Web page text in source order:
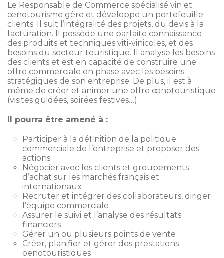
Le Responsable de Commerce spécialisé vin et
œnotourisme gère et développe un portefeuille
clients. Il suit l’intégralité des projets, du devis à la
facturation. Il possède une parfaite connaissance
des produits et techniques viti-vinicoles, et des
besoins du secteur touristique. Il analyse les besoins
des clients et est en capacité de construire une
offre commerciale en phase avec les besoins
stratégiques de son entreprise. De plus, il est à
même de créer et animer une offre œnotouristique
(visites guidées, soirées festives…)
Il pourra être amené à :
Participer à la définition de la politique
commerciale de l’entreprise et proposer des
actions
Négocier avec les clients et groupements
d’achat sur les marchés français et
internationaux
Recruter et intégrer des collaborateurs, diriger
l’équipe commerciale
Assurer le suivi et l’analyse des résultats
financiers
Gérer un ou plusieurs points de vente
Créer, planifier et gérer des prestations
oenotouristiques